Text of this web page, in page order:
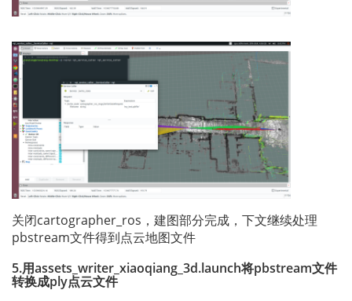
关闭cartographer_ros，建图部分完成，下文继续处理
pbstream文件得到点云地图文件
5.用assets_writer_xiaoqiang_3d.launch将pbstream文件
转换成ply点云文件